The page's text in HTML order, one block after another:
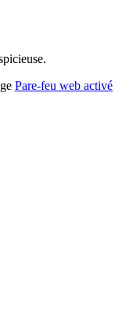
Pare-feu web activé